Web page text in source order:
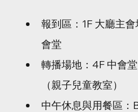
報到區：1F 大廳主
會堂
轉播場地：4F 中會
（親子兒童教室）
中午休息與用餐區：